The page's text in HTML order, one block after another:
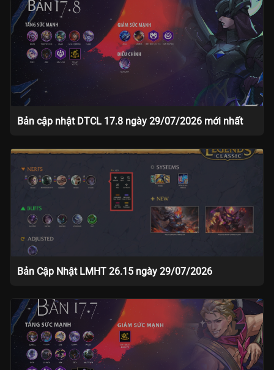
Bản cập nhật DTCL 17.8 ngày 29/07/2026 mới nhất
Bản Cập Nhật LMHT 26.15 ngày 29/07/2026